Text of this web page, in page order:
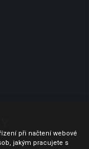
při načtení webové
jakým pracujete s